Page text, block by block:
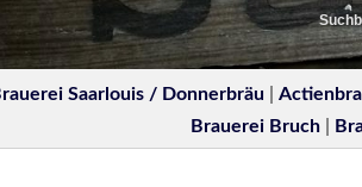
Saarlouis / Donnerbräu
Brauerei Bruch